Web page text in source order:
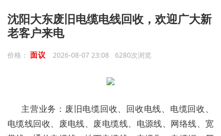
沈阳大东废旧电缆电线回收，欢迎广大新
老客户来电
价格： 面议 2026-08-07 23:08 6280次浏览
主营业务：废旧电缆回收、回收电线、电缆回收、
电缆线回收、废电线、废电缆线、电源线、网络线、宽